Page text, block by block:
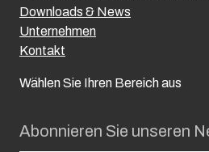
Abonnieren Sie unseren
Downloads & News
Unternehmen
Kontakt
Wählen Sie Ihren Bereich aus